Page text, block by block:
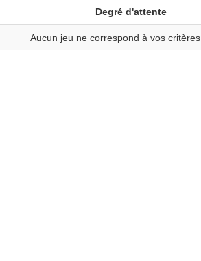
Degré d'attente
Aucun jeu ne correspond à vos critères.